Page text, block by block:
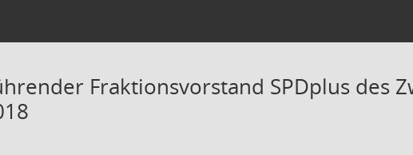
Fraktionsvorstand SPDplus des